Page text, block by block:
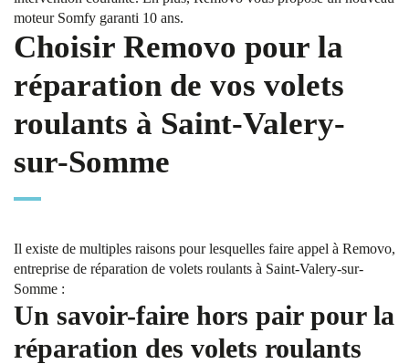
moteur Somfy garanti 10 ans.
Choisir Removo pour la
réparation de vos volets
roulants à Saint-Valery-
sur-Somme
Il existe de multiples raisons pour lesquelles faire appel à Removo,
entreprise de réparation de volets roulants à Saint-Valery-sur-
Somme :
Un savoir-faire hors pair pour la
réparation des volets roulants